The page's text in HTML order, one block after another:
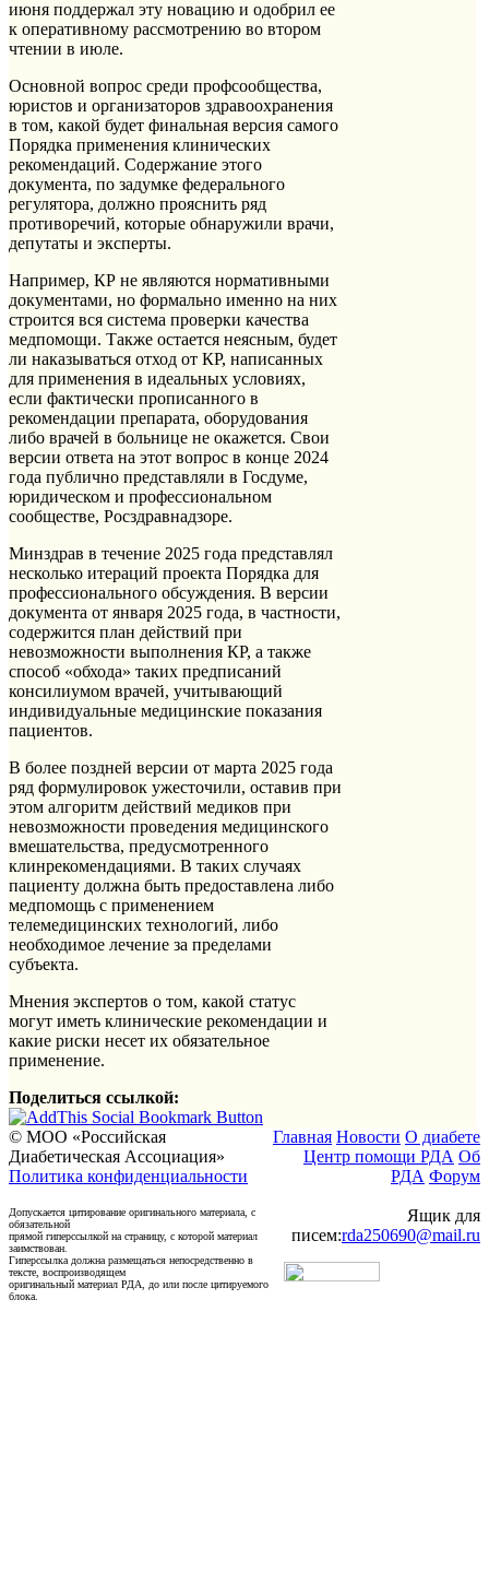
июня поддержал эту новацию и одобрил ее
к оперативному рассмотрению во втором
чтении в июле.
Основной вопрос среди профсообщества,
юристов и организаторов здравоохранения
в том, какой будет финальная версия самого
Порядка применения клинических
рекомендаций. Содержание этого
документа, по задумке федерального
регулятора, должно прояснить ряд
противоречий, которые обнаружили врачи,
депутаты и эксперты.
Например, КР не являются нормативными
документами, но формально именно на них
строится вся система проверки качества
медпомощи. Также остается неясным, будет
ли наказываться отход от КР, написанных
для применения в идеальных условиях,
если фактически прописанного в
рекомендации препарата, оборудования
либо врачей в больнице не окажется. Свои
версии ответа на этот вопрос в конце 2024
года публично представляли в Госдуме,
юридическом и профессиональном
сообществе, Росздравнадзоре.
Минздрав в течение 2025 года представлял
несколько итераций проекта Порядка для
профессионального обсуждения. В версии
документа от января 2025 года, в частности,
содержится план действий при
невозможности выполнения КР, а также
способ «обхода» таких предписаний
консилиумом врачей, учитывающий
индивидуальные медицинские показания
пациентов.
В более поздней версии от марта 2025 года
ряд формулировок ужесточили, оставив при
этом алгоритм действий медиков при
невозможности проведения медицинского
вмешательства, предусмотренного
клинрекомендациями. В таких случаях
пациенту должна быть предоставлена либо
медпомощь с применением
телемедицинских технологий, либо
необходимое лечение за пределами
субъекта.
Мнения экспертов о том, какой статус
могут иметь клинические рекомендации и
какие риски несет их обязательное
применение.
Поделиться ссылкой:
© МОО «Российская
Диабетическая Ассоциация»
Политика конфиденциальности
Допускается цитирование оригинального материала, с
обязательной
прямой гиперссылкой на страницу, с которой материал
заимствован.
Гиперссылка должна размещаться непосредственно в
тексте, воспроизводящем
оригинальный материал РДА, до или после цитируемого
блока.
Главная Новости О диабете
Центр помощи РДА Об
РДА Форум
Ящик для
писем:rda250690@mail.ru